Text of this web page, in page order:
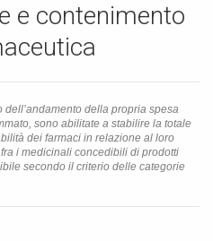
e contenimento
della propria spesa
sono abilitate a stabilire la totale
dei farmaci in relazione al loro
i medicinali concedibili di prodotti
secondo il criterio delle categorie